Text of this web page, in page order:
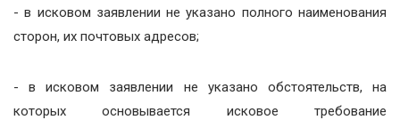
- в исковом заявлении не указано полного наименования
сторон, их почтовых адресов;
- в исковом заявлении не указано обстоятельств, на
которых основывается исковое требование